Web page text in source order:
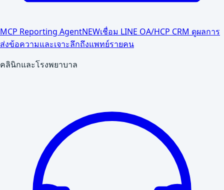
MCP Reporting AgentNEWเชื่อม LINE OA/HCP CRM ดูผลการ
ส่งข้อความและเจาะลึกถึงแพทย์รายคน
คลินิกและโรงพยาบาล